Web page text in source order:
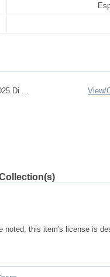
...
View/
noted, this item's license is